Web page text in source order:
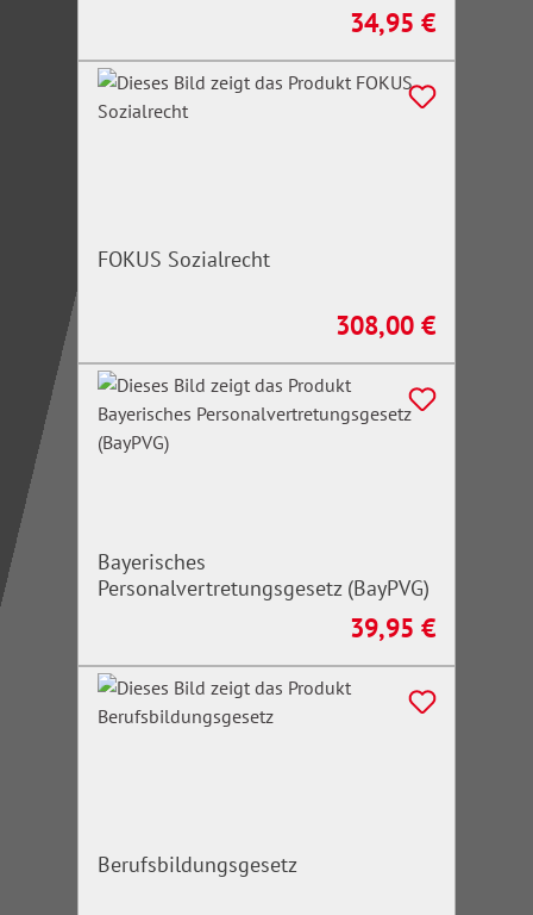
Regulärer Preis:
34,95 €
FOKUS Sozialrecht
Regulärer Preis:
308,00 €
Bayerisches
Personalvertretungsgesetz (BayPVG)
Regulärer Preis:
39,95 €
Berufsbildungsgesetz